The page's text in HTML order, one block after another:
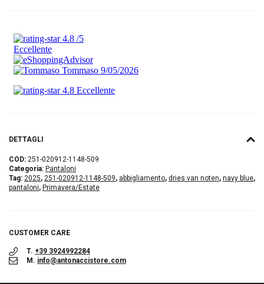
DETTAGLI
COD: 251-020912-1148-509
Categoria: Pantaloni
Tag: 2025, 251-020912-1148-509, abbigliamento, dries van noten, navy blue,
pantaloni, Primavera/Estate
CUSTOMER CARE
T. +39 3924992284
M. info@antonaccistore.com